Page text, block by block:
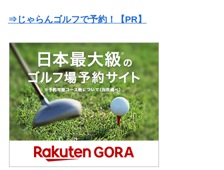
⇒じゃらんゴルフで予約！【PR】